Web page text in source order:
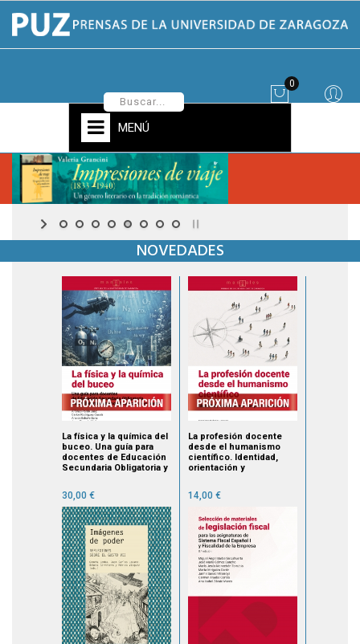
0
MENÚ
NOVEDADES
La física y la química del
buceo. Una guía para
docentes de Educación
Secundaria Obligatoria y
30,00 €
La profesión docente
desde el humanismo
científico. Identidad,
orientación y
14,00 €